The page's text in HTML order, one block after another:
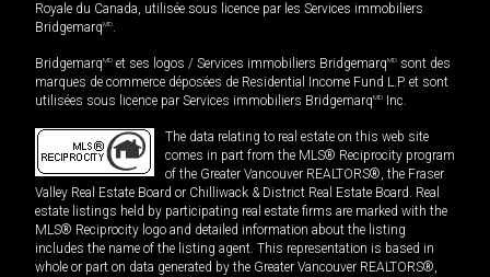
Royale du Canada, utilisée sous licence par les Services immobiliers
BridgemarqMD.
BridgemarqMD et ses logos / Services immobiliers BridgemarqMD sont des
marques de commerce déposées de Residential Income Fund L.P. et sont
utilisées sous licence par Services immobiliers BridgemarqMD Inc.
The data relating to real estate on this web site
comes in part from the MLS® Reciprocity program
of the Greater Vancouver REALTORS®, the Fraser
Valley Real Estate Board or Chilliwack & District Real Estate Board. Real
estate listings held by participating real estate firms are marked with the
MLS® Reciprocity logo and detailed information about the listing
includes the name of the listing agent. This representation is based in
whole or part on data generated by the Greater Vancouver REALTORS®,